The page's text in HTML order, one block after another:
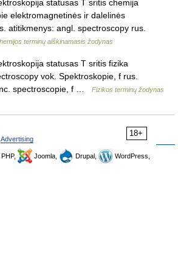
statusas T sritis chemija
elektromagnetinės ir dalelinės
atitikmenys: angl. spectroscopy rus.
terminų aiškinamasis žodynas
statusas T sritis fizika
vok. Spektroskopie, f rus.
spectroscopie, f …
Fizikos terminų žodynas
18+
Advertising
Joomla, Drupal,
WordPress,